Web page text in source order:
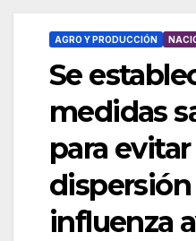
AGRO Y PRODUCCIÓN
Se
medidas
para evitar
dispersión
influenza